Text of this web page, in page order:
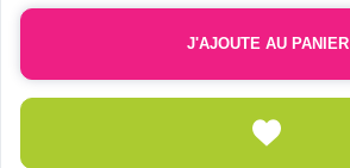
J'AJOUTE AU PANIER